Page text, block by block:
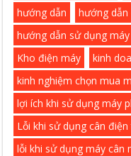
hướng dẫn
hướng
hướng dẫn sử dụng
Kho điện máy
kinh
kinh nghiệm chọn mua
lợi ích khi sử dụng máy
Lỗi khi sử dụng cân
lỗi khi sử dụng máy cân